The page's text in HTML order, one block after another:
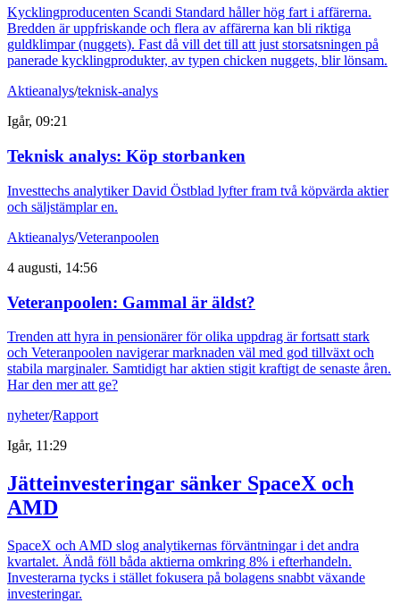
Kycklingproducenten Scandi Standard håller hög fart i affärerna.
Bredden är uppfriskande och flera av affärerna kan bli riktiga
guldklimpar (nuggets). Fast då vill det till att just storsatsningen på
panerade kycklingprodukter, av typen chicken nuggets, blir lönsam.
Aktieanalys/teknisk-analys
Igår, 09:21
Teknisk analys: Köp storbanken
Investtechs analytiker David Östblad lyfter fram två köpvärda aktier
och säljstämplar en.
Aktieanalys/Veteranpoolen
4 augusti, 14:56
Veteranpoolen: Gammal är äldst?
Trenden att hyra in pensionärer för olika uppdrag är fortsatt stark
och Veteranpoolen navigerar marknaden väl med god tillväxt och
stabila marginaler. Samtidigt har aktien stigit kraftigt de senaste åren.
Har den mer att ge?
nyheter/Rapport
Igår, 11:29
Jätteinvesteringar sänker SpaceX och
AMD
SpaceX och AMD slog analytikernas förväntningar i det andra
kvartalet. Ändå föll båda aktierna omkring 8% i efterhandeln.
Investerarna tycks i stället fokusera på bolagens snabbt växande
investeringar.